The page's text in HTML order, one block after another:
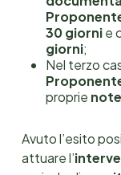
30 giornie
giorni;
Nel terzo
proprie note
Avuto l’esito
attuare l’